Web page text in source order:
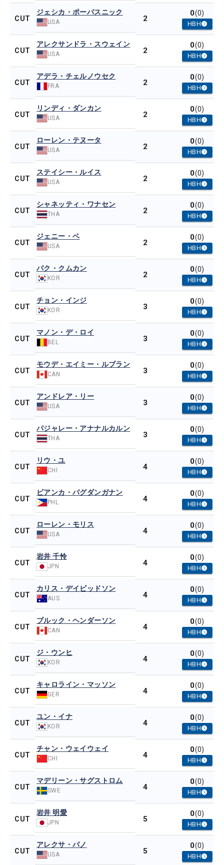
CUT
ジェシカ・ポーバスニック
USA 2
0(0)
HBH
CUT
アレクサンドラ・スウェイン
USA 2
0(0)
HBH
CUT
アデラ・チェルノウセク
FRA 2
0(0)
HBH
CUT
リンディ・ダンカン
USA 2
0(0)
HBH
CUT
ローレン・テヌータ
USA 2
0(0)
HBH
CUT
ステイシー・ルイス
USA 2
0(0)
HBH
CUT
シャネッティ・ワナセン
THA 2
0(0)
HBH
CUT
ジェニー・ベ
USA 2
0(0)
HBH
CUT
パク・クムカン
KOR 2
0(0)
HBH
CUT
チョン・インジ
KOR 3
0(0)
HBH
CUT
マノン・デ・ロイ
BEL 3
0(0)
HBH
CUT
モウデ・エイミー・ルブラン
CAN 3
0(0)
HBH
CUT
アンドレア・リー
USA 3
0(0)
HBH
CUT
パジャレー・アナナルカルン
THA 3
0(0)
HBH
CUT
リウ・ユ
CHI 4
0(0)
HBH
CUT
ビアンカ・パグダンガナン
PHL 4
0(0)
HBH
CUT
ローレン・モリス
USA 4
0(0)
HBH
CUT
岩井 千怜
JPN 4
0(0)
HBH
CUT
カリス・デイビッドソン
AUS 4
0(0)
HBH
CUT
ブルック・ヘンダーソン
CAN 4
0(0)
HBH
CUT
ジ・ウンヒ
KOR 4
0(0)
HBH
CUT
キャロライン・マッソン
GER 4
0(0)
HBH
CUT
ユン・イナ
KOR 4
0(0)
HBH
CUT
チャン・ウェイウェイ
CHI 4
0(0)
HBH
CUT
マデリーン・サグストロム
SWE 4
0(0)
HBH
CUT
岩井 明愛
JPN 5
0(0)
HBH
CUT
アレクサ・パノ
USA 5
0(0)
HBH